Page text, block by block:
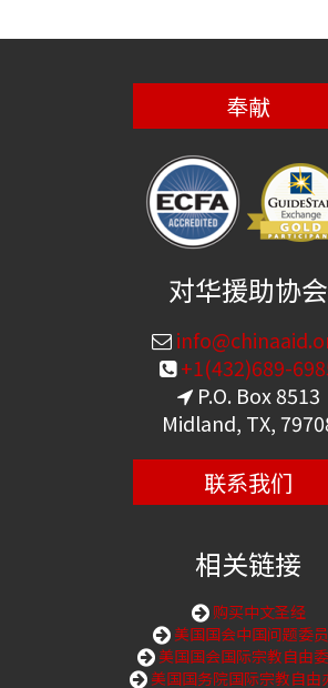
奉献
对华援助协会
+1(432)689-
P.O. Box 8513
Midland, TX,
联系我们
相关链接
购买中文圣经
美国国会中国问题委
美国国会国际宗教自由
美国国务院国际宗教自由